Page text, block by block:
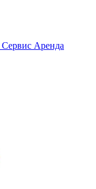
Сервис Аренда